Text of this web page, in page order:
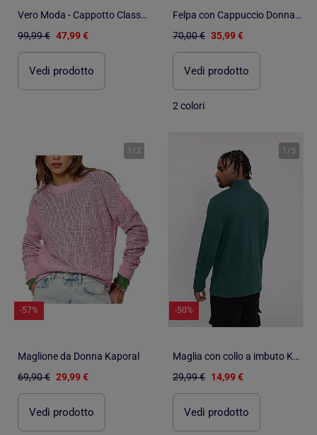
Vero Moda - Cappotto Classico da Donna
99,99 € 47,99 €
Vedi prodotto
Felpa con Cappuccio Donna Le Coq Sportif
70,00 € 35,99 €
Vedi prodotto
2 colori
1 / 2
-57%
Maglione da Donna Kaporal
69,90 € 29,99 €
Vedi prodotto
1 / 5
-50%
Maglia con collo a imbuto Kebello
29,99 € 14,99 €
Vedi prodotto